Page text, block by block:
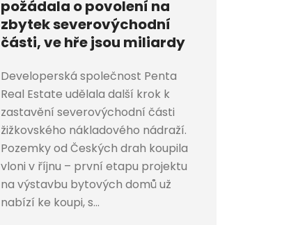
požádala o povolení na
zbytek severovýchodní
části, ve hře jsou miliardy
Developerská společnost Penta
Real Estate udělala další krok k
zastavění severovýchodní části
žižkovského nákladového nádraží.
Pozemky od Českých drah koupila
vloni v říjnu – první etapu projektu
na výstavbu bytových domů už
nabízí ke koupi, s...